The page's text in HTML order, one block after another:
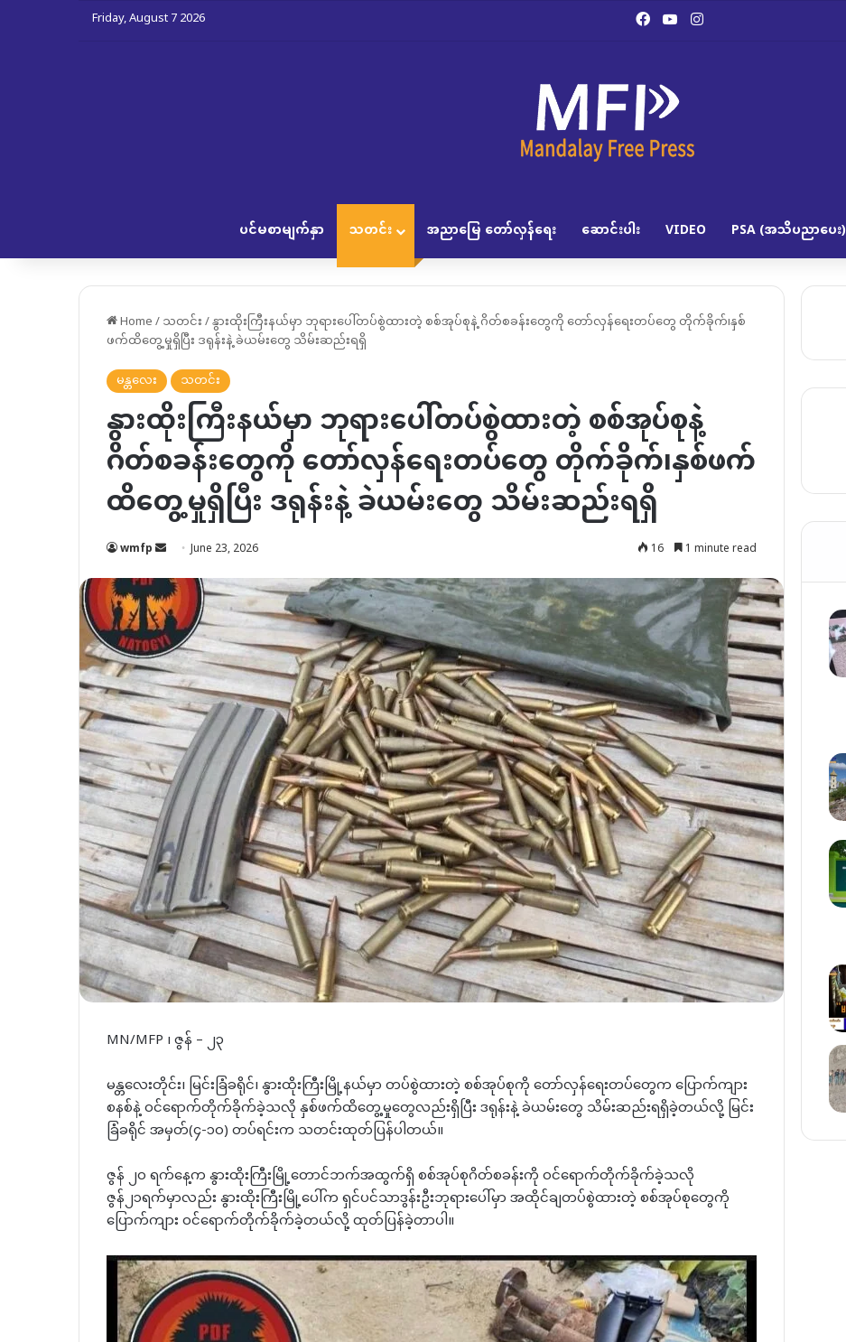
Friday, August 7 2026 Facebook
YouTubeInstagram
ပင်မစာမျက်နှာ သတင်း အညာမြေ တော်လှန်ရေး ဆောင်းပါး VIDEO PSA (အသိပညာပေး)
Home/သတင်း/နွားထိုးကြီးနယ်မှာ ဘုရားပေါ်တပ်စွဲထားတဲ့ စစ်အုပ်စုနဲ့ ဂိတ်စခန်းတွေကို တော်လှန်ရေးတပ်တွေ တိုက်ခိုက်၊နှစ်
ဖက်ထိတွေ့မှုရှိပြီး ဒရုန်းနဲ့ ခဲယမ်းတွေ သိမ်းဆည်းရရှိ
မန္တလေး
သတင်း
နွားထိုးကြီးနယ်မှာ ဘုရားပေါ်တပ်စွဲထားတဲ့ စစ်အုပ်စုနဲ့
ဂိတ်စခန်းတွေကို တော်လှန်ရေးတပ်တွေ တိုက်ခိုက်၊နှစ်ဖက်
ထိတွေ့မှုရှိပြီး ဒရုန်းနဲ့ ခဲယမ်းတွေ သိမ်းဆည်းရရှိ
wmfp Send
email
June 23, 2026 16 1 minute read
MN/MFP ၊ ဇွန် – ၂၃
မန္တလေးတိုင်း၊ မြင်းခြံခရိုင်၊ နွားထိုးကြီးမြို့နယ်မှာ တပ်စွဲထားတဲ့ စစ်အုပ်စုကို တော်လှန်ရေးတပ်တွေက ပြောက်ကျား
စနစ်နဲ့ ဝင်ရောက်တိုက်ခိုက်ခဲ့သလို နှစ်ဖက်ထိတွေ့မှုတွေလည်းရှိပြီး ဒရုန်းနဲ့ ခဲယမ်းတွေ သိမ်းဆည်းရရှိခဲ့တယ်လို့ မြင်း
ခြံခရိုင် အမှတ်(၄-၁၀) တပ်ရင်းက သတင်းထုတ်ပြန်ပါတယ်။
ဇွန် ၂၀ ရက်နေ့က နွားထိုးကြီးမြို့တောင်ဘက်အထွက်ရှိ စစ်အုပ်စုဂိတ်စခန်းကို ဝင်ရောက်တိုက်ခိုက်ခဲ့သလို
ဇွန်၂၁ရက်မှာလည်း နွားထိုးကြီးမြို့ပေါ်က ရှင်ပင်သာဒွန်းဦးဘုရားပေါ်မှာ အထိုင်ချတပ်စွဲထားတဲ့ စစ်အုပ်စုတွေကို
ပြောက်ကျား ဝင်ရောက်တိုက်ခိုက်ခဲ့တယ်လို့ ထုတ်ပြန်ခဲ့တာပါ။